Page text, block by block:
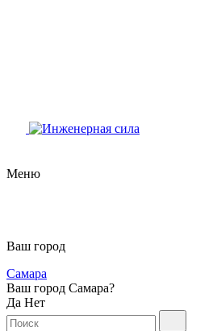
Меню
Ваш город
Самара
Ваш город Самара?
Да Нет